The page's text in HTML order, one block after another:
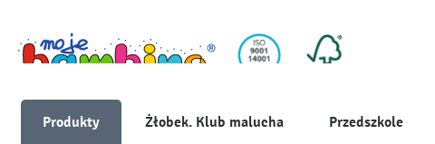
Produkty Żłobek. Klub malucha Przedszkole